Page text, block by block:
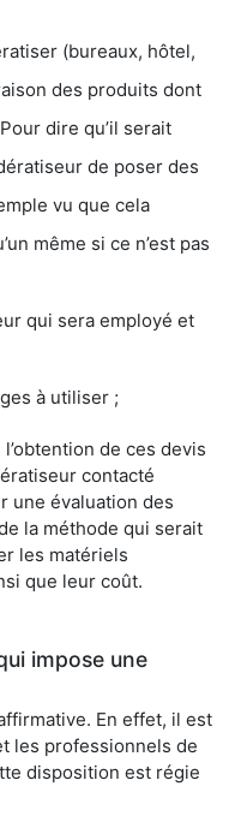
(bureaux, hôtel,
des produits dont
dire qu’il serait
de poser des
vu que cela
même si ce n’est pas
qui sera employé et
à utiliser ;
l’obtention de ces devis
contacté
une évaluation des
la méthode qui serait
les matériels
que leur coût.
impose une
En effet, il est
les professionnels de
disposition est régie